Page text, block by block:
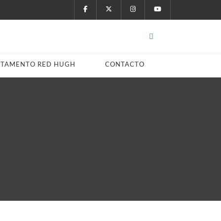
RED HUGH CONTACTO